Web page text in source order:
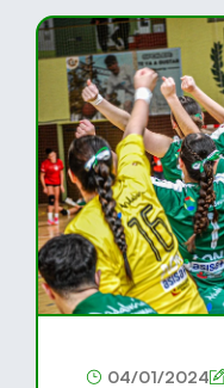
04/01/2024